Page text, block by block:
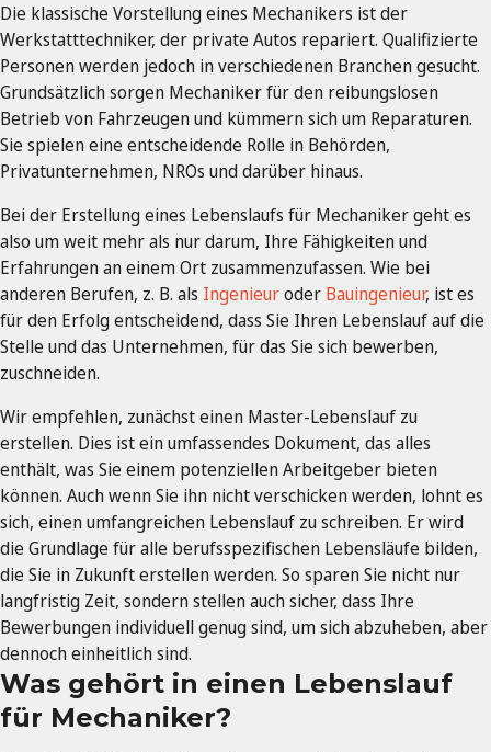
Die klassische Vorstellung eines Mechanikers ist der
Werkstatttechniker, der private Autos repariert. Qualifizierte
Personen werden jedoch in verschiedenen Branchen gesucht.
Grundsätzlich sorgen Mechaniker für den reibungslosen
Betrieb von Fahrzeugen und kümmern sich um Reparaturen.
Sie spielen eine entscheidende Rolle in Behörden,
Privatunternehmen, NROs und darüber hinaus.
Bei der Erstellung eines Lebenslaufs für Mechaniker geht es
also um weit mehr als nur darum, Ihre Fähigkeiten und
Erfahrungen an einem Ort zusammenzufassen. Wie bei
anderen Berufen, z. B. als Ingenieuroder Bauingenieur, ist es
für den Erfolg entscheidend, dass Sie Ihren Lebenslauf auf die
Stelle und das Unternehmen, für das Sie sich bewerben,
zuschneiden.
Wir empfehlen, zunächst einen Master-Lebenslauf zu
erstellen. Dies ist ein umfassendes Dokument, das alles
enthält, was Sie einem potenziellen Arbeitgeber bieten
können. Auch wenn Sie ihn nicht verschicken werden, lohnt es
sich, einen umfangreichen Lebenslauf zu schreiben. Er wird
die Grundlage für alle berufsspezifischen Lebensläufe bilden,
die Sie in Zukunft erstellen werden. So sparen Sie nicht nur
langfristig Zeit, sondern stellen auch sicher, dass Ihre
Bewerbungen individuell genug sind, um sich abzuheben, aber
dennoch einheitlich sind.
Was gehört in einen Lebenslauf
für Mechaniker?